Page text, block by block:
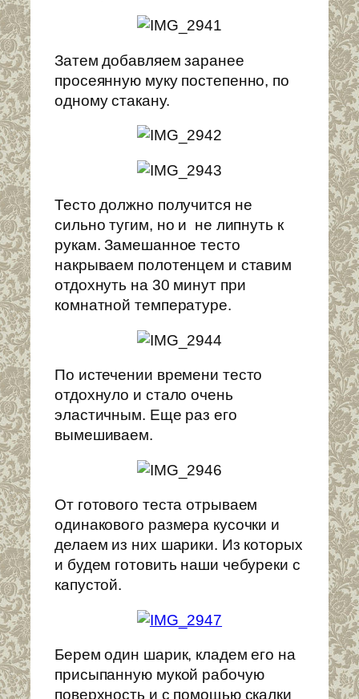
Затем добавляем заранее
просеянную муку постепенно, по
одному стакану.
Тесто должно получится не
сильно тугим, но и не липнуть к
рукам. Замешанное тесто
накрываем полотенцем и ставим
отдохнуть на 30 минут при
комнатной температуре.
По истечении времени тесто
отдохнуло и стало очень
эластичным. Еще раз его
вымешиваем.
От готового теста отрываем
одинакового размера кусочки и
делаем из них шарики. Из которых
и будем готовить наши чебуреки с
капустой.
Берем один шарик, кладем его на
присыпанную мукой рабочую
поверхность и с помощью скалки